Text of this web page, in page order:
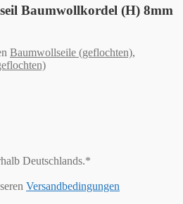
Baumwollkordel (H) 8mm
Baumwollseile (geflochten),
Deutschlands.*
Versandbedingungen